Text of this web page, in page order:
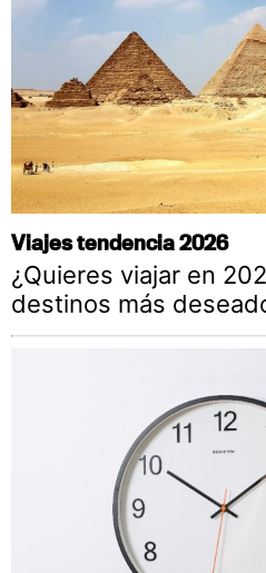
Viajes tendencia 2026
¿Quieres viajar en
destinos más